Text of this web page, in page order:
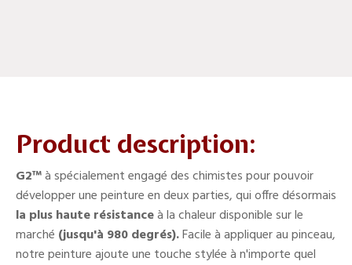
Product description:
G2™à spécialement engagé des chimistes pour pouvoir
développer une peinture en deux parties, qui offre désormais
la plus haute résistanceà la chaleur disponible sur le
marché (jusqu'à 980 degrés).Facile à appliquer au pinceau,
notre peinture ajoute une touche stylée à n'importe quel